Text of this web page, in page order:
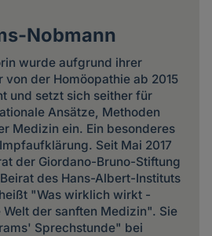
Nobmann
wurde aufgrund ihrer
der Homöopathie ab 2015
und setzt sich seither für
Ansätze, Methoden
Medizin ein. Ein besonderes
Seit Mai 2017
der Giordano-Bruno-Stiftung
des Hans-Albert-Instituts
"Was wirklich wirkt -
der sanften Medizin". Sie
Sprechstunde" bei